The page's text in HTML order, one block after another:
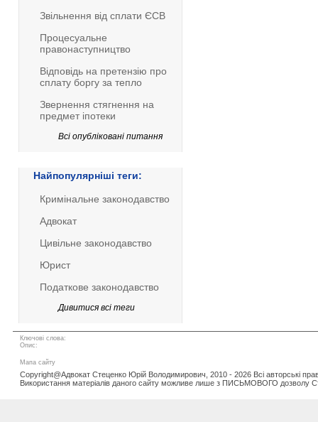
Звільнення від сплати ЄСВ
Процесуальне
правонаступництво
Відповідь на претензію про
сплату боргу за тепло
Звернення стягнення на
предмет іпотеки
Всі опубліковані питання
Найпопулярніші теги:
Кримінальне законодавство
Адвокат
Цивільне законодавство
Юрист
Податкове законодавство
Дивитися всі теги
Ключові слова:
Опис:
Мапа сайту
Copyright@Адвокат Стеценко Юрій Володимирович, 2010 - 2026 Всі авторські
Використання матеріалів даного сайту можливе лише з ПИСЬМОВОГО дозволу